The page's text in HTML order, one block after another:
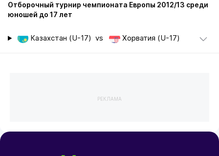
Отборочный турнир чемпионата Европы 2012/13 среди
юношей до 17 лет
Казахстан (U-17) vs Хорватия (U-17)
РЕКЛАМА